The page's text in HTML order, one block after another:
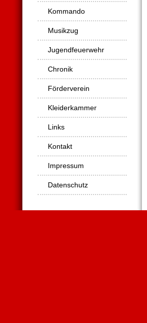
Kommando
Musikzug
Jugendfeuerwehr
Chronik
Förderverein
Kleiderkammer
Links
Kontakt
Impressum
Datenschutz